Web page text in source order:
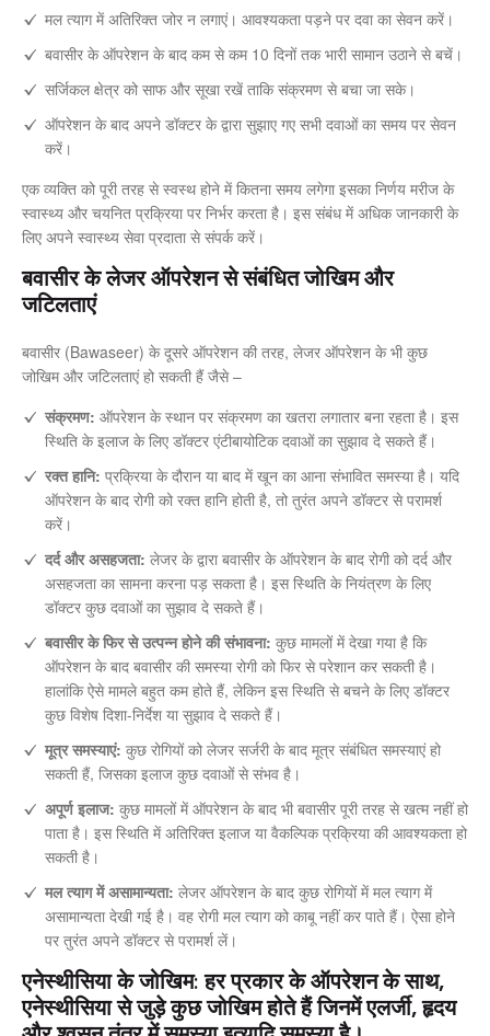
मल त्याग में अतिरिक्त जोर न लगाएं। आवश्यकता पड़ने पर दवा का सेवन करें।
बवासीर के ऑपरेशन के बाद कम से कम 10 दिनों तक भारी सामान उठाने से बचें।
सर्जिकल क्षेत्र को साफ और सूखा रखें ताकि संक्रमण से बचा जा सके।
ऑपरेशन के बाद अपने डॉक्टर के द्वारा सुझाए गए सभी दवाओं का समय पर सेवन
करें।
एक व्यक्ति को पूरी तरह से स्वस्थ होने में कितना समय लगेगा इसका निर्णय मरीज के
स्वास्थ्य और चयनित प्रक्रिया पर निर्भर करता है। इस संबंध में अधिक जानकारी के
लिए अपने स्वास्थ्य सेवा प्रदाता से संपर्क करें।
बवासीर के लेजर ऑपरेशन से संबंधित जोखिम और
जटिलताएं
बवासीर (Bawaseer) के दूसरे ऑपरेशन की तरह, लेजर ऑपरेशन के भी कुछ
जोखिम और जटिलताएं हो सकती हैं जैसे –
संक्रमण: ऑपरेशन के स्थान पर संक्रमण का खतरा लगातार बना रहता है। इस
स्थिति के इलाज के लिए डॉक्टर एंटीबायोटिक दवाओं का सुझाव दे सकते हैं।
रक्त हानि: प्रक्रिया के दौरान या बाद में खून का आना संभावित समस्या है। यदि
ऑपरेशन के बाद रोगी को रक्त हानि होती है, तो तुरंत अपने डॉक्टर से परामर्श
करें।
दर्द और असहजता: लेजर के द्वारा बवासीर के ऑपरेशन के बाद रोगी को दर्द और
असहजता का सामना करना पड़ सकता है। इस स्थिति के नियंत्रण के लिए
डॉक्टर कुछ दवाओं का सुझाव दे सकते हैं।
बवासीर के फिर से उत्पन्न होने की संभावना: कुछ मामलों में देखा गया है कि
ऑपरेशन के बाद बवासीर की समस्या रोगी को फिर से परेशान कर सकती है।
हालांकि ऐसे मामले बहुत कम होते हैं, लेकिन इस स्थिति से बचने के लिए डॉक्टर
कुछ विशेष दिशा-निर्देश या सुझाव दे सकते हैं।
मूत्र समस्याएं: कुछ रोगियों को लेजर सर्जरी के बाद मूत्र संबंधित समस्याएं हो
सकती हैं, जिसका इलाज कुछ दवाओं से संभव है।
अपूर्ण इलाज: कुछ मामलों में ऑपरेशन के बाद भी बवासीर पूरी तरह से खत्म नहीं हो
पाता है। इस स्थिति में अतिरिक्त इलाज या वैकल्पिक प्रक्रिया की आवश्यकता हो
सकती है।
मल त्याग में असामान्यता: लेजर ऑपरेशन के बाद कुछ रोगियों में मल त्याग में
असामान्यता देखी गई है। वह रोगी मल त्याग को काबू नहीं कर पाते हैं। ऐसा होने
पर तुरंत अपने डॉक्टर से परामर्श लें।
एनेस्थीसिया के जोखिम:हर प्रकार के ऑपरेशन के साथ,
एनेस्थीसिया से जुड़े कुछ जोखिम होते हैं जिनमें एलर्जी, हृदय